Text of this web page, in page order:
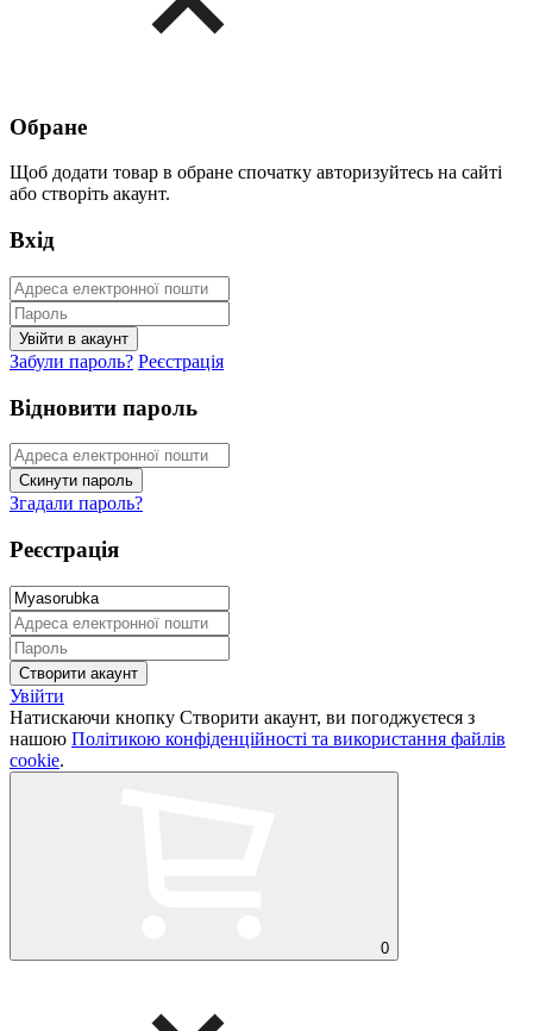
Обране
Щоб додати товар в обране спочатку авторизуйтесь на сайті
або створіть акаунт.
Вхід
Забули пароль? Реєстрація
Відновити пароль
Згадали пароль?
Реєстрація
Увійти
Натискаючи кнопку Створити акаунт, ви погоджуєтеся з
нашою Політикою конфіденційності та використання файлів
cookie.
0